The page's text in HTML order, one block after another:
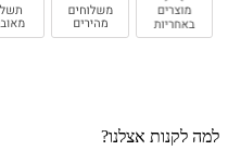
למה לקנות אצלנו?